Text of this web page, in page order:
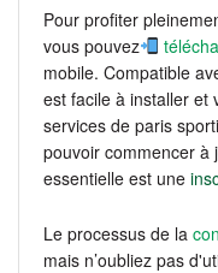
Pour profiter
vous pouvez
mobile. Compatible
est facile à installer et
services de paris
pouvoir commencer à
essentielle est une
Le processus de la
mais n’oubliez pas